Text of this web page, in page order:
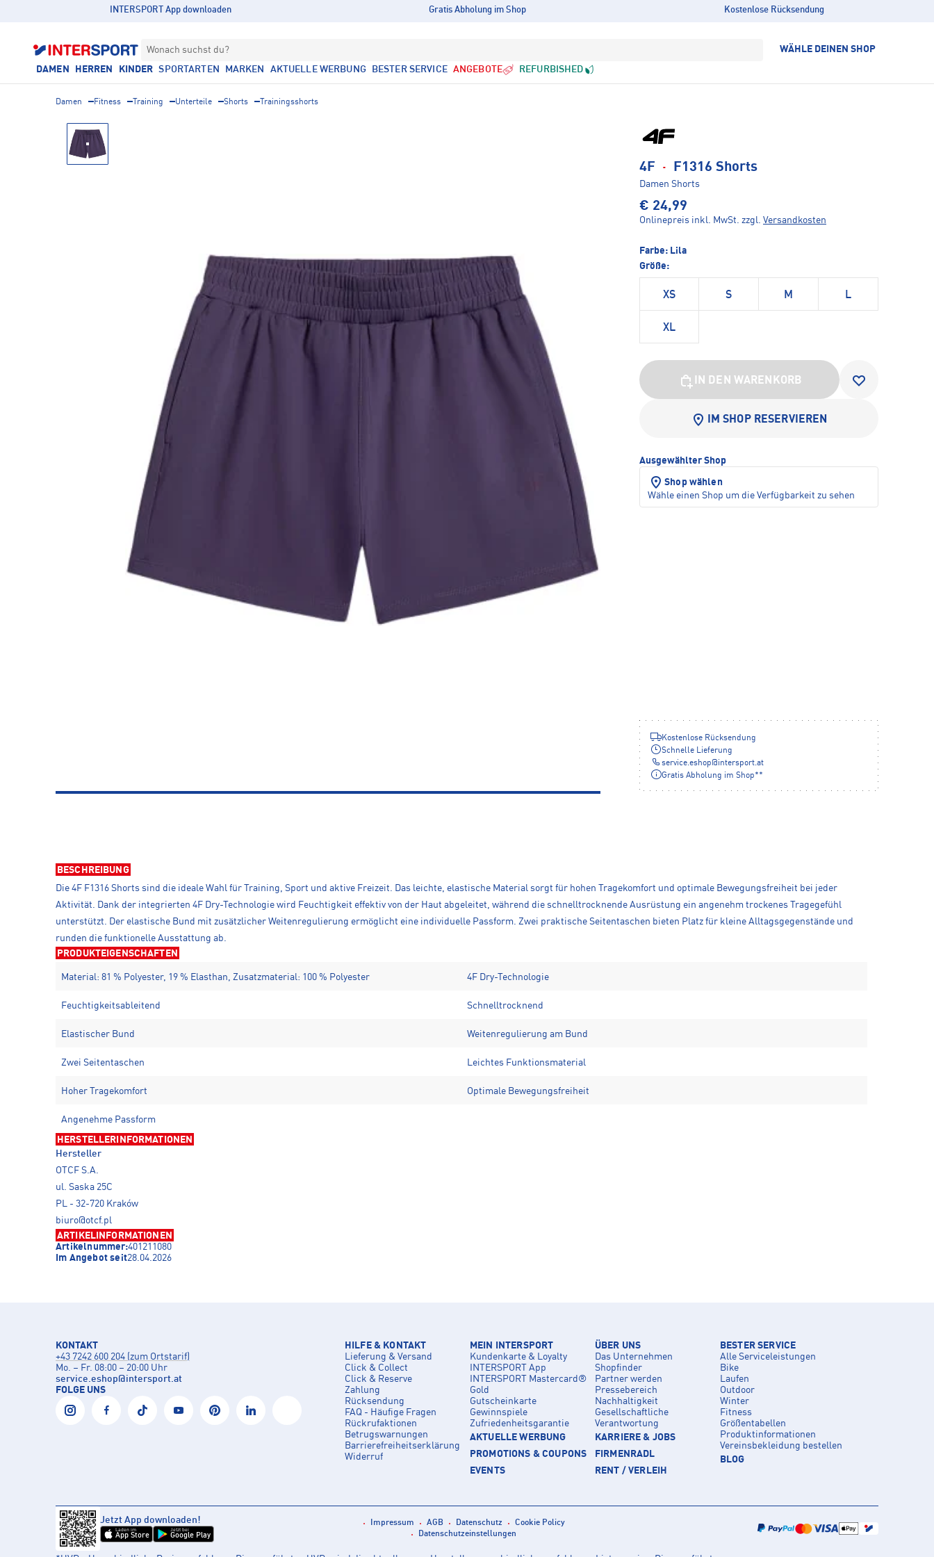
INTERSPORT App downloaden Gratis Abholung im Shop Kostenlose Rücksendung
Wonach suchst du? WÄHLE DEINEN SHOP
DAMEN HERREN KINDER SPORTARTEN MARKEN AKTUELLE WERBUNG BESTER SERVICE ANGEBOTE REFURBISHED
Damen Fitness Training Unterteile Shorts Trainingsshorts
4F · F1316 Shorts
Damen Shorts
€ 24,99
Onlinepreis inkl. MwSt. zzgl. Versandkosten
Farbe: Lila
Größe:
XS S M L
XL
IN DEN WARENKORB
IM SHOP RESERVIEREN
Ausgewählter Shop
Shop wählen
Wähle einen Shop um die Verfügbarkeit zu sehen
Kostenlose Rücksendung
Schnelle Lieferung
service.eshop@intersport.at
Gratis Abholung im Shop**
BESCHREIBUNG
Die 4F F1316 Shorts sind die ideale Wahl für Training, Sport und aktive Freizeit. Das leichte, elastische Material sorgt für hohen Tragekomfort und optimale Bewegungsfreiheit bei jeder
Aktivität. Dank der integrierten 4F Dry-Technologie wird Feuchtigkeit effektiv von der Haut abgeleitet, während die schnelltrocknende Ausrüstung ein angenehm trockenes Tragegefühl
unterstützt. Der elastische Bund mit zusätzlicher Weitenregulierung ermöglicht eine individuelle Passform. Zwei praktische Seitentaschen bieten Platz für kleine Alltagsgegenstände und
runden die funktionelle Ausstattung ab.
PRODUKTEIGENSCHAFTEN
Material: 81 % Polyester, 19 % Elasthan, Zusatzmaterial: 100 % Polyester 4F Dry-Technologie
Feuchtigkeitsableitend Schnelltrocknend
Elastischer Bund Weitenregulierung am Bund
Zwei Seitentaschen Leichtes Funktionsmaterial
Hoher Tragekomfort Optimale Bewegungsfreiheit
Angenehme Passform
HERSTELLERINFORMATIONEN
Hersteller
OTCF S.A.
ul. Saska 25C
PL - 32-720 Kraków
biuro@otcf.pl
ARTIKELINFORMATIONEN
Artikelnummer:401211080
Im Angebot seit28.04.2026
KONTAKT
+43 7242 600 204 (zum Ortstarif)
Mo. – Fr. 08:00 – 20:00 Uhr
service.eshop@intersport.at
FOLGE UNS
HILFE & KONTAKT
Lieferung & Versand
Click & Collect
Click & Reserve
Zahlung
Rücksendung
FAQ - Häufige Fragen
Rückrufaktionen
Betrugswarnungen
Barrierefreiheitserklärung
Widerruf
MEIN INTERSPORT
Kundenkarte & Loyalty
INTERSPORT App
INTERSPORT Mastercard®
Gold
Gutscheinkarte
Gewinnspiele
Zufriedenheitsgarantie
AKTUELLE WERBUNG
PROMOTIONS & COUPONS
EVENTS
ÜBER UNS
Das Unternehmen
Shopfinder
Partner werden
Pressebereich
Nachhaltigkeit
Gesellschaftliche
Verantwortung
KARRIERE & JOBS
FIRMENRADL
RENT / VERLEIH
BESTER SERVICE
Alle Serviceleistungen
Bike
Laufen
Outdoor
Winter
Fitness
Größentabellen
Produktinformationen
Vereinsbekleidung bestellen
BLOG
Jetzt App downloaden!
Laden im
App Store
Jetzt bei
Google Play
Impressum AGB Datenschutz
Cookie Policy
Datenschutzeinstellungen